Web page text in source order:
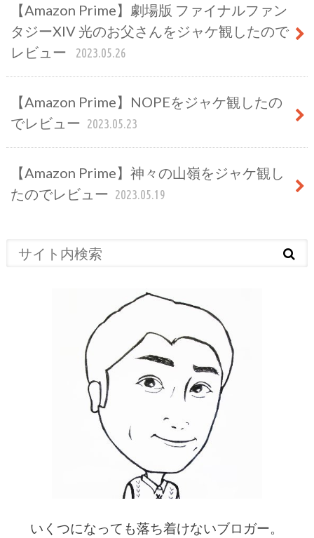
【Amazon Prime】劇場版 ファイナルファン
タジーXIV 光のお父さんをジャケ観したので
レビュー
2023.05.26
【Amazon Prime】NOPEをジャケ観したの
でレビュー 2023.05.23
【Amazon Prime】神々の山嶺をジャケ観し
たのでレビュー 2023.05.19
いくつになっても落ち着けないブロガー。